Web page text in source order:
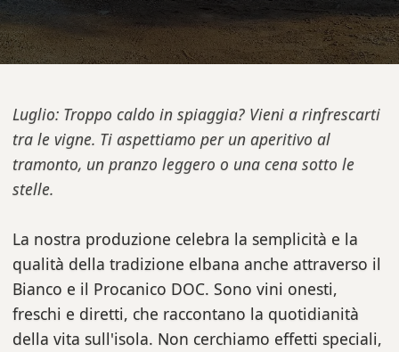
Luglio: Troppo caldo in spiaggia? Vieni a rinfrescarti
tra le vigne. Ti aspettiamo per un aperitivo al
tramonto, un pranzo leggero o una cena sotto le
stelle.
La nostra produzione celebra la semplicità e la
qualità della tradizione elbana anche attraverso il
Bianco e il Procanico DOC. Sono vini onesti,
freschi e diretti, che raccontano la quotidianità
della vita sull'isola. Non cerchiamo effetti speciali,